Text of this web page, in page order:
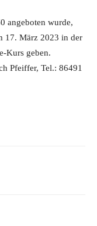
angeboten wurde,
17. März 2023 in der
Kurs geben.
Pfeiffer, Tel.: 86491